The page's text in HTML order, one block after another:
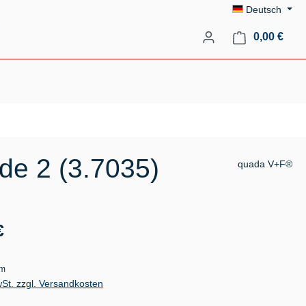
Deutsch
0,00 €
2 (3.7035) quada V+F®
zzgl. Versandkosten